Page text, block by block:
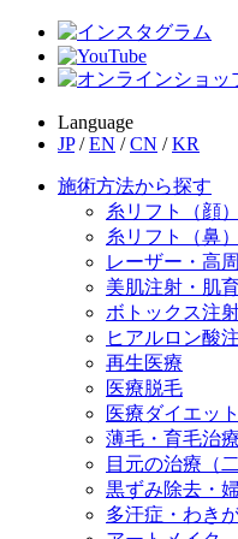
Language
JP / EN / CN / KR
施術方法から探す
糸リフト（顔）
糸リフト（鼻）
レーザー・高
美肌注射・肌
ボトックス注
ヒアルロン酸
再生医療
医療脱毛
医療ダイエット
薄毛・育毛治療
目元の治療（
黒ずみ除去・
多汗症・わき